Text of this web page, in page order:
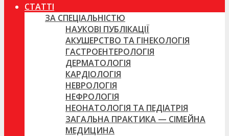
СТАТТІ
ЗА СПЕЦІАЛЬНІСТЮ
НАУКОВІ ПУБЛІКАЦІЇ
АКУШЕРСТВО ТА ГІНЕКОЛОГІЯ
ГАСТРОЕНТЕРОЛОГІЯ
ДЕРМАТОЛОГІЯ
КАРДІОЛОГІЯ
НЕВРОЛОГІЯ
НЕФРОЛОГІЯ
НЕОНАТОЛОГІЯ ТА ПЕДІАТРІЯ
ЗАГАЛЬНА ПРАКТИКА — СІМЕЙНА
МЕДИЦИНА